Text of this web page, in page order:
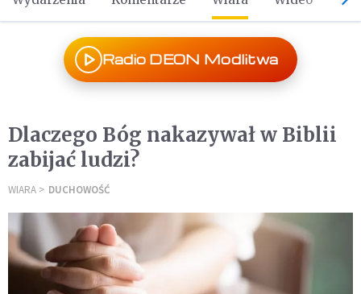
Radio DEON Modlitwa
Dlaczego Bóg nakazywał w Biblii
zabijać ludzi?
WIARA DUCHOWOŚĆ